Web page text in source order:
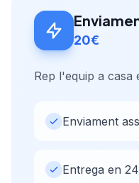
20€
Rep l'equip a
Enviament
Entrega en